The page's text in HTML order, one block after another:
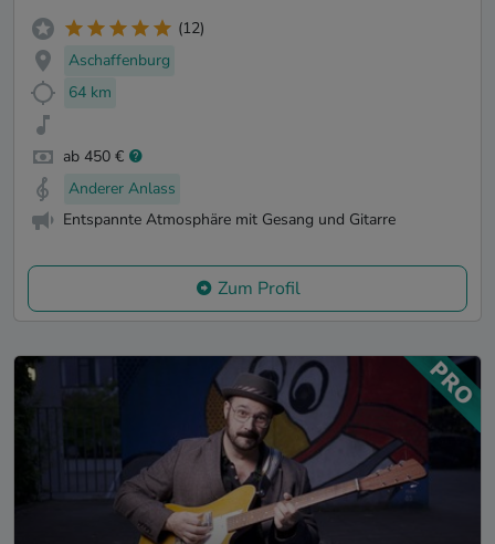
(12)
Aschaffenburg
64 km
ab 450 €
Anderer Anlass
Entspannte Atmosphäre mit Gesang und Gitarre
Zum Profil